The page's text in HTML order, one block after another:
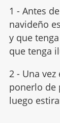
1 - Antes
navideño
y que
que tenga
2 - Una
ponerlo de
luego